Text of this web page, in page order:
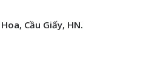
Cầu Giấy, HN.